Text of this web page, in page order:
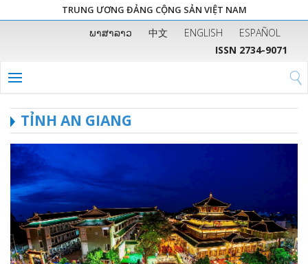
TRUNG ƯƠNG ĐẢNG CỘNG SẢN VIỆT NAM
ພາສາລາວ 中文 ENGLISH
ESPAÑOL
ISSN 2734-9071
TỈNH AN GIANG